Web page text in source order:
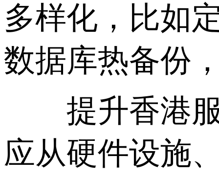
多样化，比如
数据库热备份
提升香港服
应从硬件设施